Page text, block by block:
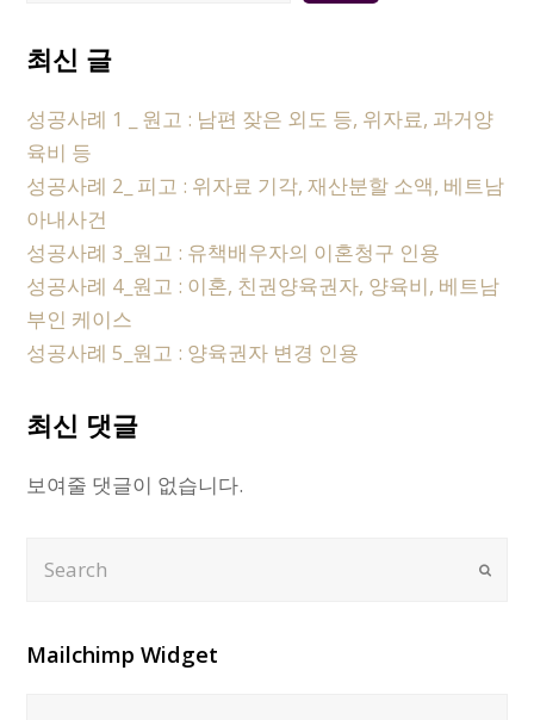
최신 글
성공사례 1 _ 원고 : 남편 잦은 외도 등, 위자료, 과거양
육비 등
성공사례 2_ 피고 : 위자료 기각, 재산분할 소액, 베트남
아내사건
성공사례 3_원고 : 유책배우자의 이혼청구 인용
성공사례 4_원고 : 이혼, 친권양육권자, 양육비, 베트남
부인 케이스
성공사례 5_원고 : 양육권자 변경 인용
최신 댓글
보여줄 댓글이 없습니다.
Submit
Mailchimp Widget